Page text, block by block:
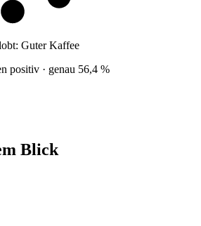
Guter Kaffee
positiv · genau 56,4 %
Blick